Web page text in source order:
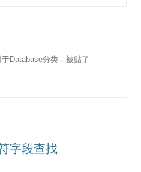
于Database分类，被贴了
字段查找